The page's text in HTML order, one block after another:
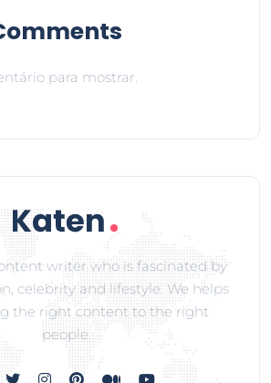
para mostrar.
writer who is fascinated by
celebrity and lifestyle. We helps
the right content to the right
people.